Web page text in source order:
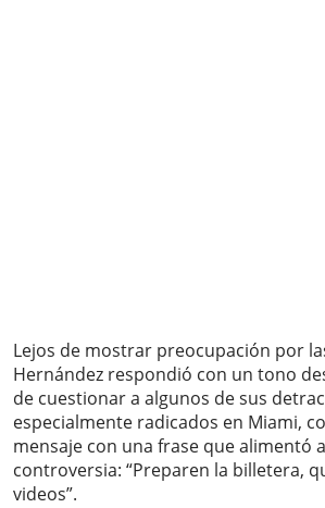
Lejos de mostrar preocupación por
Hernández respondió con un tono
de cuestionar a algunos de sus
especialmente radicados en Miami,
mensaje con una frase que alimentó
controversia: “Preparen la billetera,
videos”.